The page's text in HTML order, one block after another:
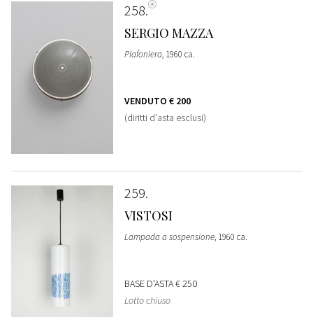
258
SERGIO MAZZA
Plafoniera, 1960 ca.
VENDUTO € 200
(diritti d'asta esclusi)
259
VISTOSI
Lampada a sospensione, 1960 ca.
BASE D'ASTA€ 250
Lotto chiuso